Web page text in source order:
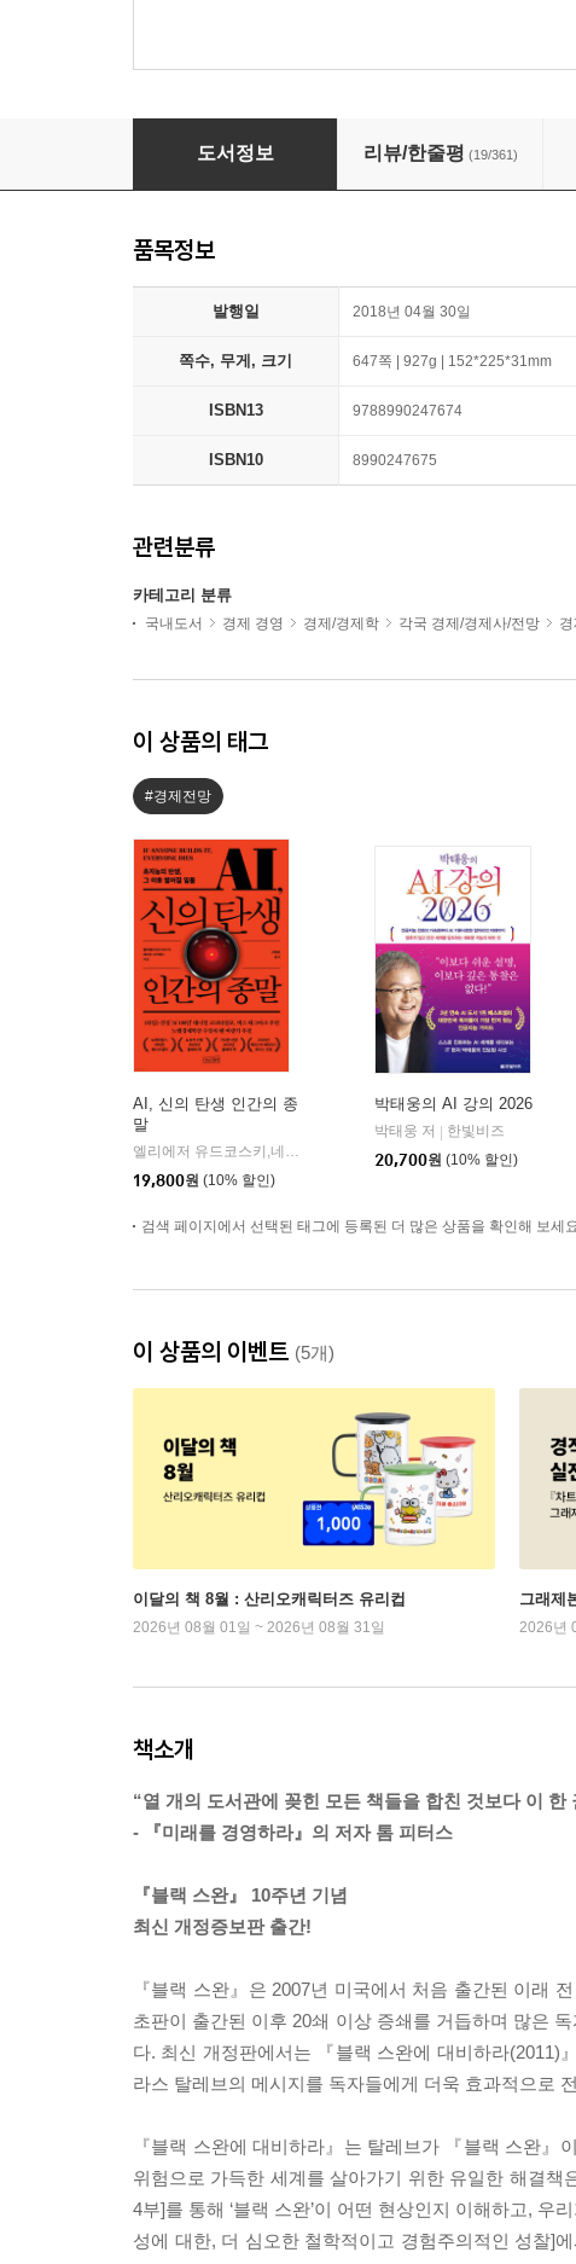
블랙 스완
도서정보 리뷰/한줄평 (19/361)
품목정보
발행일 2018년 04월 30일
쪽수, 무게, 크기 647쪽 | 927g | 152*225*31mm
ISBN13 9788990247674
ISBN10 8990247675
관련분류
카테고리 분류
국내도서 경제 경영 경제/경제학 각국 경제/경제사/전망
이 상품의 태그
#경제전망
AI, 신의 탄생 인간의 종
말
엘리에저 유드코스키,네이트 소아레스 공저/고영훈 역 | 상상스퀘어
19,800원 (10% 할인)
박태웅의 AI 강의 2026
박태웅 저
한빛비즈
20,700원 (10% 할인)
검색 페이지에서 선택된 태그에 등록된 더 많은 상품을 확인해 보세
이 상품의 이벤트 (5개)
이달의 책 8월 : 산리오캐릭터즈 유리컵
2026년 08월 01일 ~ 2026년 08월 31일
그래제
2026년
책소개
“열 개의 도서관에 꽂힌 모든 책들을 합친 것보다 이
- 『미래를 경영하라』의 저자 톰 피터스
『블랙 스완』 10주년 기념
최신 개정증보판 출간!
『블랙 스완』은 2007년 미국에서 처음 출간된 이래
초판이 출간된 이후 20쇄 이상 증쇄를 거듭하며 많은
다. 최신 개정판에서는 『블랙 스완에 대비하라
라스 탈레브의 메시지를 독자들에게 더욱 효과적으로
『블랙 스완에 대비하라』는 탈레브가 『블랙 스완
위험으로 가득한 세계를 살아가기 위한 유일한 해결책
4부]를 통해 ‘블랙 스완’이 어떤 현상인지 이해하고,
성에 대한, 더 심오한 철학적이고 경험주의적인 성찰]